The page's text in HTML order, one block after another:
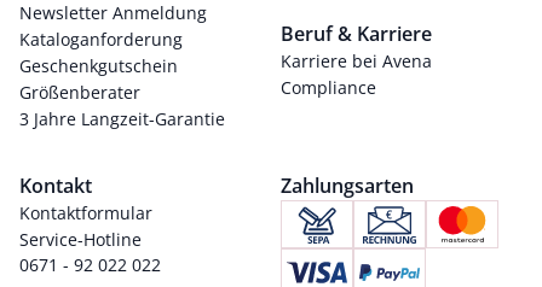
Newsletter Anmeldung
Kataloganforderung
Geschenkgutschein
Größenberater
3 Jahre Langzeit-Garantie
Beruf & Karriere
Karriere bei Avena
Compliance
Kontakt
Kontaktformular
Service-Hotline
0671 - 92 022 022
Zahlungsarten